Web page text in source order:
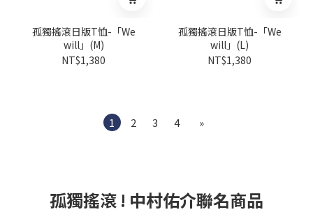
孤獨搖滾日版T恤-「We
will」(M)
NT$1,380
孤獨搖滾日版T恤-「We
will」(L)
NT$1,380
1 2 3 4 »
孤獨搖滾 ! 中村佑介聯名商品